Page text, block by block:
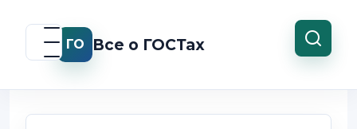
содержанию
ГО Все о ГОСТах